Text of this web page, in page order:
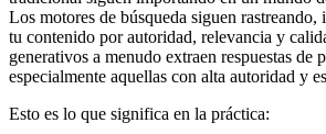
Los motores de búsqueda siguen
tu contenido por autoridad, relevancia y
generativos a menudo extraen respuestas de
especialmente aquellas con alta autoridad y
Esto es lo que significa en la práctica: